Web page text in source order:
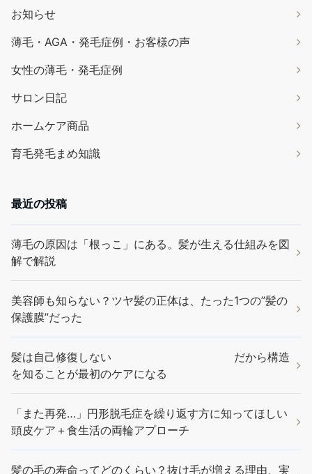
お知らせ
薄毛・AGA・発毛症例・お客様の声
女性の薄毛・発毛症例
サロン日記
ホームケア商品
育毛発毛まめ知識
最近の投稿
薄毛の原因は「根っこ」にある。髪が生える仕組みを図
解で解説
美容師も知らない？ツヤ髪の正体は、たった1つの”髪の
保護膜”だった
髪は自己修復しない だから構造
を知ることが最初のケアになる
「また再発…」円形脱毛症を繰り返す方に知ってほしい
頭皮ケア＋食生活の両輪アプローチ
髪の毛の寿命ってどのくらい？抜け毛が増える理由、実